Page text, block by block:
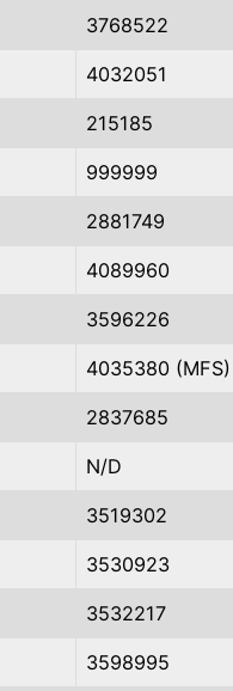
3768522
4032051
215185
999999
2881749
4089960
3596226
4035380 (MFS)
2837685
N/D
3519302
3530923
3532217
3598995